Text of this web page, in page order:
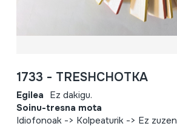
1733 - TRESHCHOTKA
Egilea Ez dakigu.
Soinu-tresna mota
Idiofonoak -> Kolpeaturik -> Ez zuzen